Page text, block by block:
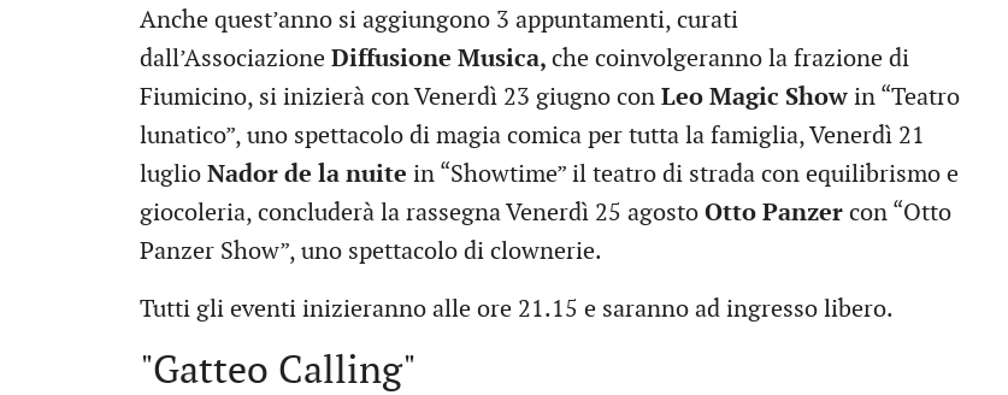
Anche quest’anno si aggiungono 3 appuntamenti, curati
dall’Associazione Diffusione Musica, che coinvolgeranno la frazione di
Fiumicino, si inizierà con Venerdì 23 giugno con Leo Magic Show in “Teatro
lunatico”, uno spettacolo di magia comica per tutta la famiglia, Venerdì 21
luglio Nador de la nuite in “Showtime” il teatro di strada con equilibrismo e
giocoleria, concluderà la rassegna Venerdì 25 agosto Otto Panzer con “Otto
Panzer Show”, uno spettacolo di clownerie.
Tutti gli eventi inizieranno alle ore 21.15 e saranno ad ingresso libero.
"Gatteo Calling"